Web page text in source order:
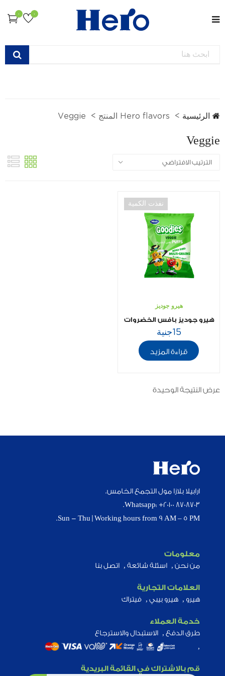
0
الرئيسية Hero flavors المنتج Veggie
Veggie
نفذت الكمية
هيرو جوديز
هيرو جوديز بافس الخضروات ٣٠جم
15جنية
قراءة المزيد
عرض النتيجة الوحيدة
ارابيلا بلازا مول التجمع الخامس.
Whatsapp: +20100 8708703.
Sun - Thu | Working hours from 9 AM – 5 PM.
معلومات
من نحن اسئلة شائعة اتصل بنا
العلامات التجارية
هيرو هيرو بيبي فيتراك
خدمة العملاء
طرق الدفع الاستبدال والاسترجاع
قم بالاشتراك في القائمة البريدية